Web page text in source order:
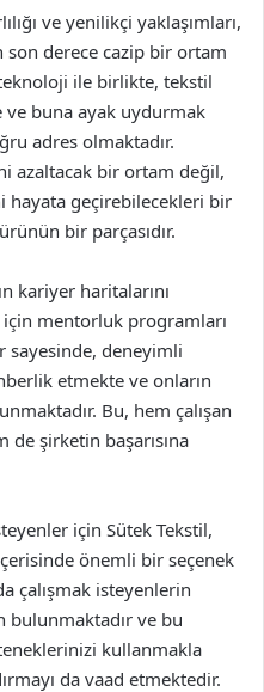
ve yenilikçi yaklaşımları,
derece cazip bir ortam
ile birlikte, tekstil
buna ayak uydurmak
adres olmaktadır.
azaltacak bir ortam değil,
hayata geçirebilecekleri bir
bir parçasıdır.
kariyer haritalarını
için mentorluk programları
sayesinde, deneyimli
etmekte ve onların
Bu, hem çalışan
şirketin başarısına
için Sütek Tekstil,
önemli bir seçenek
çalışmak isteyenlerin
bulunmaktadır ve bu
kullanmakla
da vaad etmektedir.